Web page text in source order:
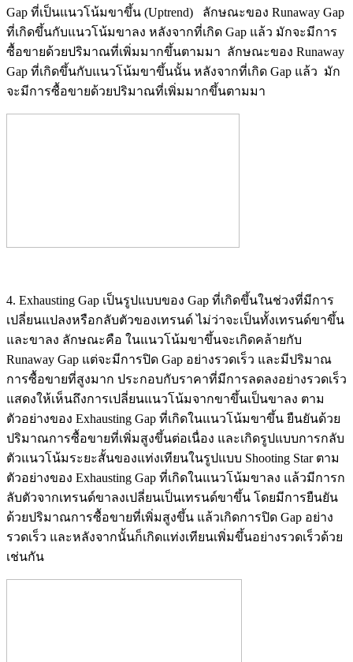
Gap ที่เป็นแนวโน้มขาขึ้น (Uptrend) ลักษณะของ Runaway Gap
ที่เกิดขึ้นกับแนวโน้มขาลง หลังจากที่เกิด Gap แล้ว มักจะมีการ
ซื้อขายด้วยปริมาณที่เพิ่มมากขึ้นตามมา ลักษณะของ Runaway
Gap ที่เกิดขึ้นกับแนวโน้มขาขึ้นนั้น หลังจากที่เกิด Gap แล้ว มัก
จะมีการซื้อขายด้วยปริมาณที่เพิ่มมากขึ้นตามมา
4. Exhausting Gap เป็นรูปแบบของ Gap ที่เกิดขึ้นในช่วงที่มีการ
เปลี่ยนแปลงหรือกลับตัวของเทรนด์ ไม่ว่าจะเป็นทั้งเทรนด์ขาขึ้น
และขาลง ลักษณะคือ ในแนวโน้มขาขึ้นจะเกิดคล้ายกับ
Runaway Gap แต่จะมีการปิด Gap อย่างรวดเร็ว และมีปริมาณ
การซื้อขายที่สูงมาก ประกอบกับราคาที่มีการลดลงอย่างรวดเร็ว
แสดงให้เห็นถึงการเปลี่ยนแนวโน้มจากขาขึ้นเป็นขาลง ตาม
ตัวอย่างของ Exhausting Gap ที่เกิดในแนวโน้มขาขึ้น ยืนยันด้วย
ปริมาณการซื้อขายที่เพิ่มสูงขึ้นต่อเนื่อง และเกิดรูปแบบการกลับ
ตัวแนวโน้มระยะสั้นของแท่งเทียนในรูปแบบ Shooting Star ตาม
ตัวอย่างของ Exhausting Gap ที่เกิดในแนวโน้มขาลง แล้วมีการก
ลับตัวจากเทรนด์ขาลงเปลี่ยนเป็นเทรนด์ขาขึ้น โดยมีการยืนยัน
ด้วยปริมาณการซื้อขายที่เพิ่มสูงขึ้น แล้วเกิดการปิด Gap อย่าง
รวดเร็ว และหลังจากนั้นก็เกิดแท่งเทียนเพิ่มขึ้นอย่างรวดเร็วด้วย
เช่นกัน